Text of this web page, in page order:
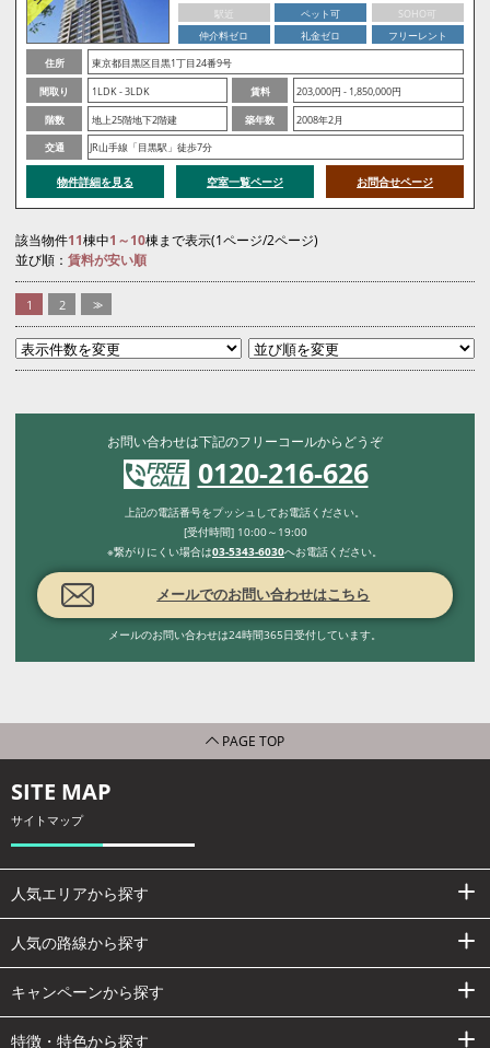
駅近
ペット可
SOHO可
仲介料ゼロ
礼金ゼロ
フリーレント
住所
東京都目黒区目黒1丁目24番9号
間取り
1LDK - 3LDK 賃料
203,000円 - 1,850,000円
階数
地上25階地下2階建 築年数
2008年2月
交通
JR山手線「目黒駅」徒歩7分
物件詳細を見る 空室一覧ページ お問合せページ
該当物件11棟中1～10棟まで表示(1ページ/2ページ)
並び順： 賃料が安い順
1 2 >>
お問い合わせは下記のフリーコールからどうぞ
0120-216-626
上記の電話番号をプッシュしてお電話ください。
[受付時間] 10:00～19:00
※繋がりにくい場合は03-5343-6030へお電話ください。
メールでのお問い合わせはこちら
メールのお問い合わせは24時間365日受付しています。
PAGE TOP
SITE MAP
サイトマップ
人気エリアから探す
人気の路線から探す
キャンペーンから探す
特徴・特色から探す